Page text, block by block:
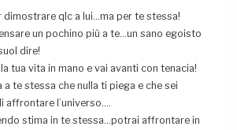
dimostrare qlc a lui…ma per te stessa!
un pochino più a te…un sano egoisto
dire!
tua vita in mano e vai avanti con tenacia!
a te stessa che nulla ti piega e che sei
affrontare l’universo….
stima in te stessa…potrai affrontare in